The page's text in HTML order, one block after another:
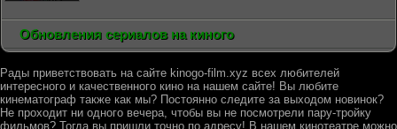
Обновления сериалов на киного
Рады приветствовать на сайте kinogo-film.xyz всех любителей
интересного и качественного кино на нашем сайте! Вы любите
кинематограф также как мы? Постоянно следите за выходом новинок?
Не проходит ни одного вечера, чтобы вы не посмотрели пару-тройку
фильмов? Тогда вы пришли точно по адресу! В нашем кинотеатре можно